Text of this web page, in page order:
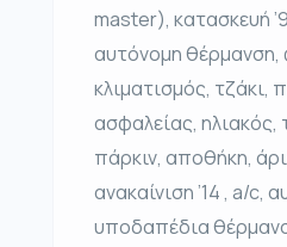
master), κατασκευή
αυτόνομη θέρμανση,
κλιματισμός, τζάκι,
ασφαλείας, ηλιακός,
πάρκιν, αποθήκη,
ανακαίνιση ’14 , a/c,
υποδαπέδια